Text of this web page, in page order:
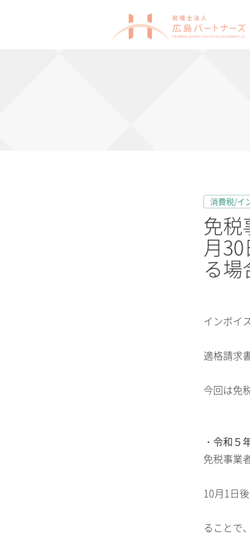
消費税/イ
免税
月
る場
インボイ
適格請求
今回は免
・令和５
免税事業
10月1日
ることで